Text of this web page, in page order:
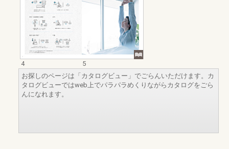
4
5
お探しのページは「カタログビュー」でごらんいただけます。カ
タログビューではweb上でパラパラめくりながらカタログをごら
んになれます。